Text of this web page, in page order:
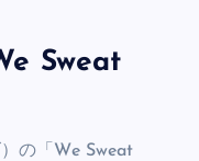
Sweat
の「We Sweat